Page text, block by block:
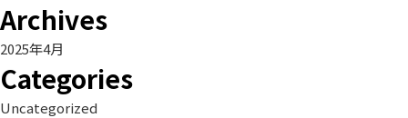
Archives
2025年4月
Categories
Uncategorized